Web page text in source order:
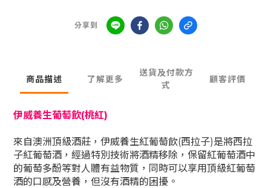
分享到
商品描述 了解更多
送貨及付款方
式
顧客評價
伊威養生葡萄飲(桃紅)
來自澳洲頂級酒莊，伊威養生紅葡萄飲(西拉子)是將西拉
子紅葡萄酒，經過特別技術將酒精移除，保留紅葡萄酒中
的葡萄多酚等對人體有益物質，同時可以享用頂級紅葡萄
酒的口感及營養，但沒有酒精的困擾。